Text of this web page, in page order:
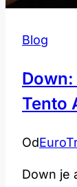
Blog
Tento
Od
Down je